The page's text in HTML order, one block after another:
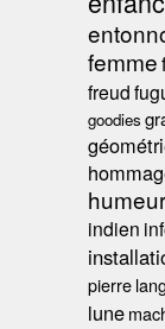
femme
freud
goodies
humeur
indien
pierre
lune